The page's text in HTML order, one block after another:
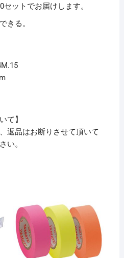
セットでお届けします。
きる。
て】
返品はお断りさせて頂いて
い。